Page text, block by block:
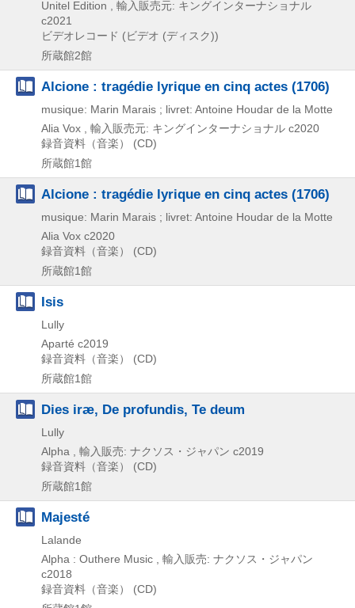
Unitel Edition , 輸入販売元: キングインターナショナル
c2021
ビデオレコード (ビデオ (ディスク))
所蔵館2館
Alcione : tragédie lyrique en cinq actes (1706)
musique: Marin Marais ; livret: Antoine Houdar de la Motte
Alia Vox , 輸入販売元: キングインターナショナル c2020
録音資料（音楽） (CD)
所蔵館1館
Alcione : tragédie lyrique en cinq actes (1706)
musique: Marin Marais ; livret: Antoine Houdar de la Motte
Alia Vox c2020
録音資料（音楽） (CD)
所蔵館1館
Isis
Lully
Aparté c2019
録音資料（音楽） (CD)
所蔵館1館
Dies iræ, De profundis, Te deum
Lully
Alpha , 輸入販売: ナクソス・ジャパン c2019
録音資料（音楽） (CD)
所蔵館1館
Majesté
Lalande
Alpha : Outhere Music , 輸入販売: ナクソス・ジャパン
c2018
録音資料（音楽） (CD)